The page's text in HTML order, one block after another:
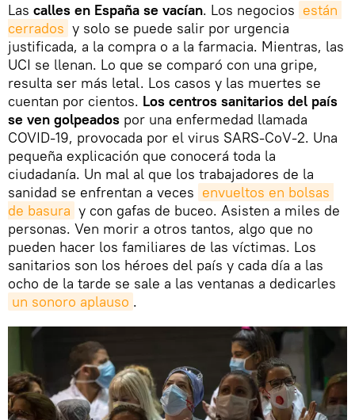
Las calles en España se vacían. Los negocios están
cerrados y solo se puede salir por urgencia
justificada, a la compra o a la farmacia. Mientras, las
UCI se llenan. Lo que se comparó con una gripe,
resulta ser más letal. Los casos y las muertes se
cuentan por cientos. Los centros sanitarios del país
se ven golpeados por una enfermedad llamada
COVID-19, provocada por el virus SARS-CoV-2. Una
pequeña explicación que conocerá toda la
ciudadanía. Un mal al que los trabajadores de la
sanidad se enfrentan a veces envueltos en bolsas
de basura y con gafas de buceo. Asisten a miles de
personas. Ven morir a otros tantos, algo que no
pueden hacer los familiares de las víctimas. Los
sanitarios son los héroes del país y cada día a las
ocho de la tarde se sale a las ventanas a dedicarles
un sonoro aplauso .